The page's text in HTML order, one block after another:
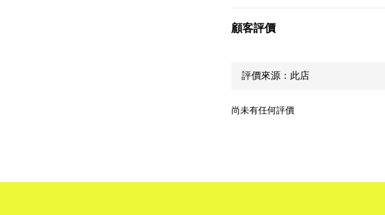
顧客評價
尚未有任何評價